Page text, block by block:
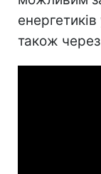
також через